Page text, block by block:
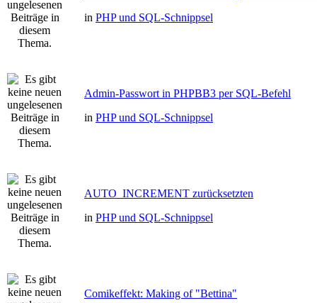
in PHP und SQL-Schnippsel
Admin-Passwort in PHPBB3 per SQL-Befehl
in PHP und SQL-Schnippsel
AUTO_INCREMENT zurücksetzten
in PHP und SQL-Schnippsel
Comikeffekt: Making of "Bettina"